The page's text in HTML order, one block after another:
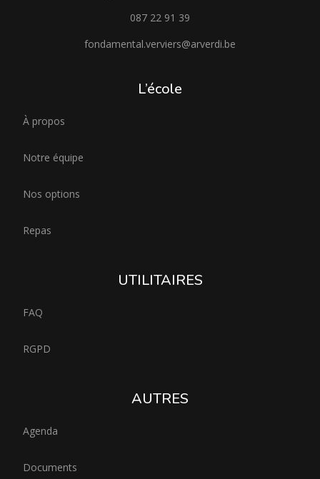
087 22 91 39
fondamental.verviers@arverdi.be
L’école
À propos
Notre équipe
Nos options
Repas
UTILITAIRES
FAQ
RGPD
AUTRES
Agenda
Documents